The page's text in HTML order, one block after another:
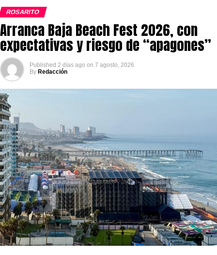
ROSARITO
Arranca Baja Beach Fest 2026, con
expectativas y riesgo de “apagones”
Published 2 días ago on 7 agosto, 2026
By Redacción